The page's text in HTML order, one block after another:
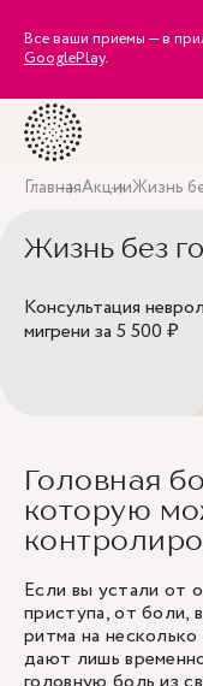
Все ваши приемы — в
GooglePlay.
ГлавнаяАкцииЖизнь
Жизнь без
Консультация
мигрени за 5 500 ₽
Головная
которую
Если вы устали от
приступа, от боли,
ритма на
дают лишь